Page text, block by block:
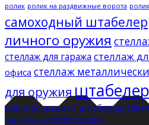
ролик ролик на раздвижные ворота
самоходный штабелер
личного оружия
стеллаж для гаража стеллаж
офиса стеллаж
для оружияштабелер
электроподъемом штабелер
погрузчик электростанция